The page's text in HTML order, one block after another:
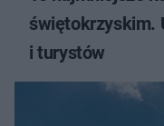
świętokrzyskim.
i turystów